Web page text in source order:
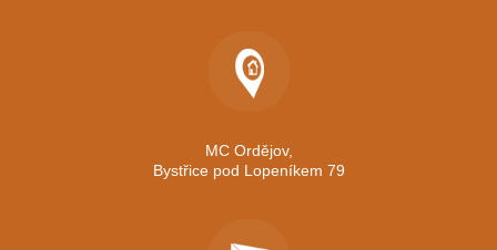
MC Ordějov,
Bystřice pod Lopeníkem 79